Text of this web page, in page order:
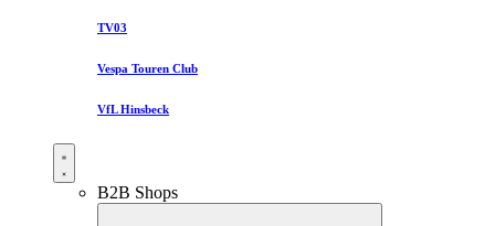
TV03
Vespa Touren Club
VfL Hinsbeck
B2B Shops